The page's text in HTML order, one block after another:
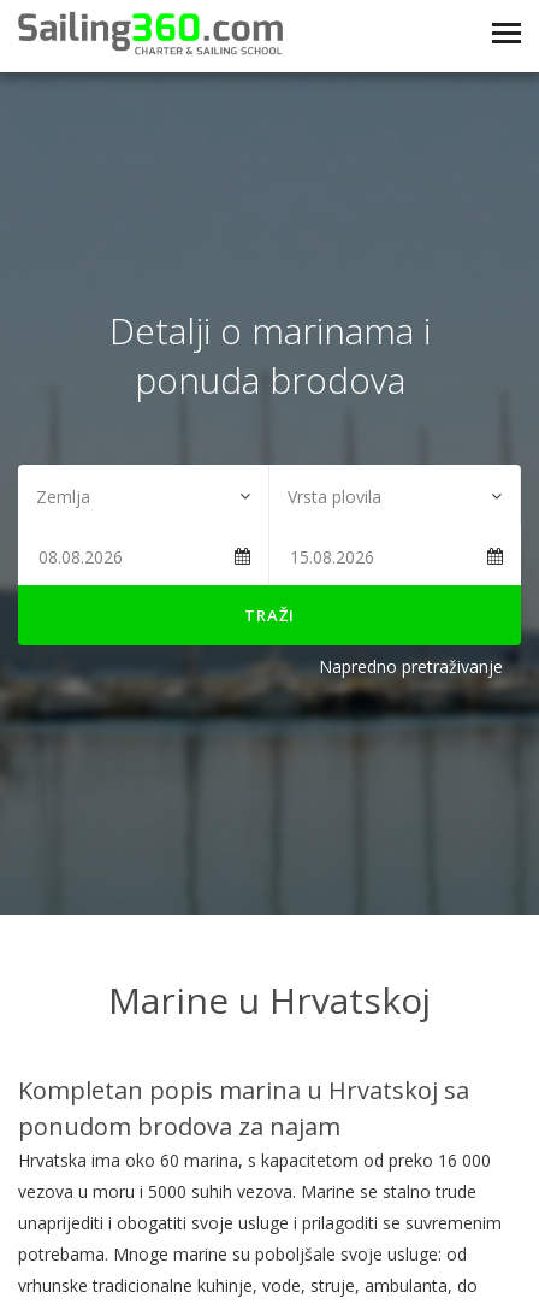
Detalji o marinama i
ponuda brodova
TRAŽI
Napredno pretraživanje
Marine u Hrvatskoj
Kompletan popis marina u Hrvatskoj sa
ponudom brodova za najam
Hrvatska ima oko 60 marina, s kapacitetom od preko 16 000
vezova u moru i 5000 suhih vezova. Marine se stalno trude
unaprijediti i obogatiti svoje usluge i prilagoditi se suvremenim
potrebama. Mnoge marine su poboljšale svoje usluge: od
vrhunske tradicionalne kuhinje, vode, struje, ambulanta, do